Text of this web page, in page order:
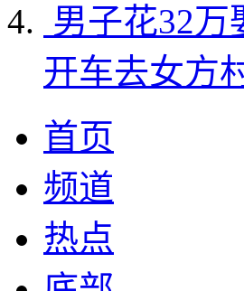
男子花32
开车去女方
首页
频道
热点